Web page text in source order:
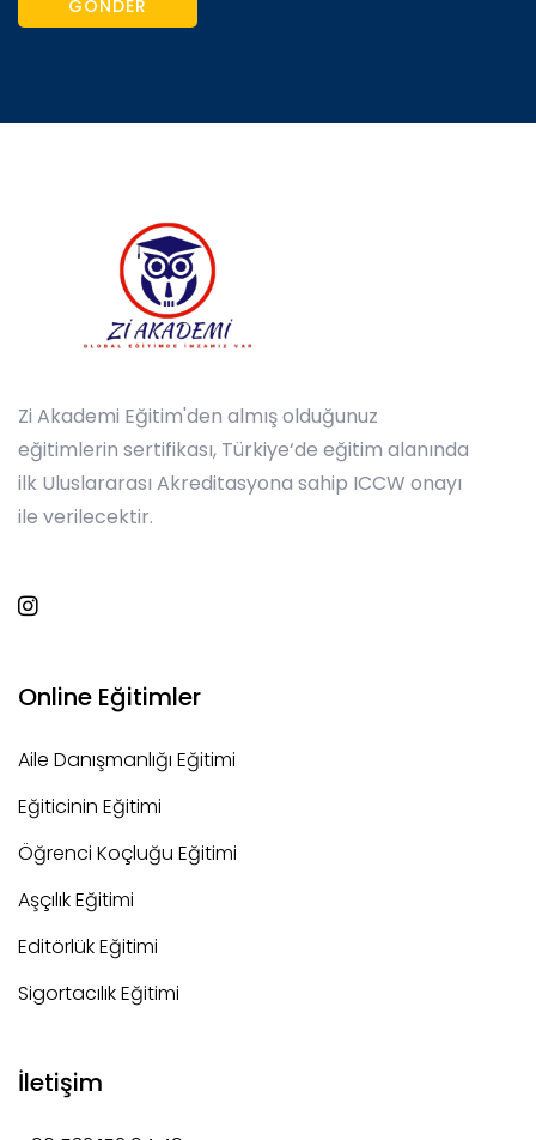
GÖNDER
Zi Akademi Eğitim'den almış olduğunuz
eğitimlerin sertifikası, Türkiye‘de eğitim alanında
ilk Uluslararası Akreditasyona sahip ICCW onayı
ile verilecektir.
Online Eğitimler
Aile Danışmanlığı Eğitimi
Eğiticinin Eğitimi
Öğrenci Koçluğu Eğitimi
Aşçılık Eğitimi
Editörlük Eğitimi
Sigortacılık Eğitimi
İletişim